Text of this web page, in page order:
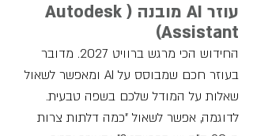
עוזר AI מובנה (Autodesk
Assistant)
החידוש הכי מרגש ברוויט 2027. מדובר
בעוזר חכם שמבוסס על AI ומאפשר לשאול
שאלות על המודל שלכם בשפה טבעית.
לדוגמה, אפשר לשאול "כמה דלתות צרות